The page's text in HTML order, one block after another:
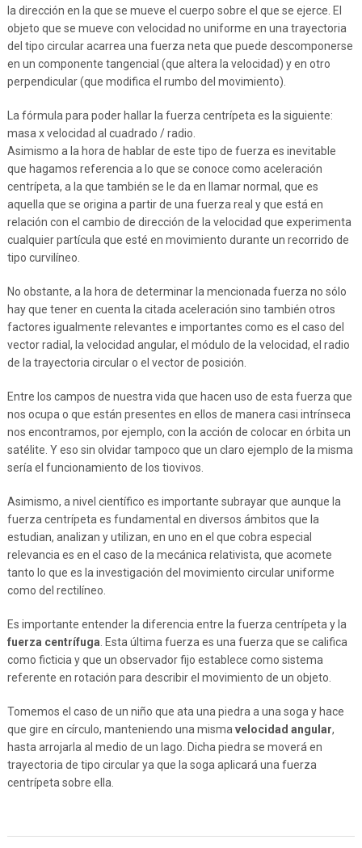
la dirección en la que se mueve el cuerpo sobre el que se ejerce. El
objeto que se mueve con velocidad no uniforme en una trayectoria
del tipo circular acarrea una fuerza neta que puede descomponerse
en un componente tangencial (que altera la velocidad) y en otro
perpendicular (que modifica el rumbo del movimiento).
La fórmula para poder hallar la fuerza centrípeta es la siguiente:
masa x velocidad al cuadrado / radio.
Asimismo a la hora de hablar de este tipo de fuerza es inevitable
que hagamos referencia a lo que se conoce como aceleración
centrípeta, a la que también se le da en llamar normal, que es
aquella que se origina a partir de una fuerza real y que está en
relación con el cambio de dirección de la velocidad que experimenta
cualquier partícula que esté en movimiento durante un recorrido de
tipo curvilíneo.
No obstante, a la hora de determinar la mencionada fuerza no sólo
hay que tener en cuenta la citada aceleración sino también otros
factores igualmente relevantes e importantes como es el caso del
vector radial, la velocidad angular, el módulo de la velocidad, el radio
de la trayectoria circular o el vector de posición.
Entre los campos de nuestra vida que hacen uso de esta fuerza que
nos ocupa o que están presentes en ellos de manera casi intrínseca
nos encontramos, por ejemplo, con la acción de colocar en órbita un
satélite. Y eso sin olvidar tampoco que un claro ejemplo de la misma
sería el funcionamiento de los tiovivos.
Asimismo, a nivel científico es importante subrayar que aunque la
fuerza centrípeta es fundamental en diversos ámbitos que la
estudian, analizan y utilizan, en uno en el que cobra especial
relevancia es en el caso de la mecánica relativista, que acomete
tanto lo que es la investigación del movimiento circular uniforme
como del rectilíneo.
Es importante entender la diferencia entre la fuerza centrípeta y la
fuerza centrífuga . Esta última fuerza es una fuerza que se califica
como ficticia y que un observador fijo establece como sistema
referente en rotación para describir el movimiento de un objeto.
Tomemos el caso de un niño que ata una piedra a una soga y hace
que gire en círculo, manteniendo una misma velocidad angular,
hasta arrojarla al medio de un lago. Dicha piedra se moverá en
trayectoria de tipo circular ya que la soga aplicará una fuerza
centrípeta sobre ella.